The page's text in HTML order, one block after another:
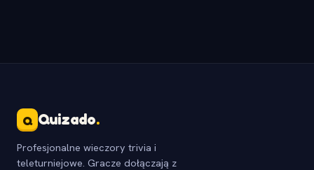
Q Quizado.
Profesjonalne wieczory trivia i
teleturniejowe. Gracze dołączają z